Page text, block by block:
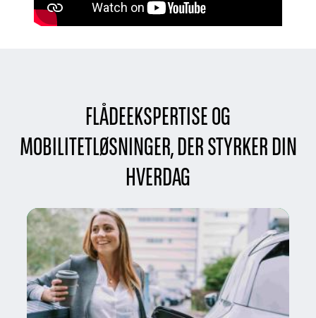
FLÅDEEKSPERTISE OG
MOBILITETLØSNINGER, DER STYRKER DIN
HVERDAG